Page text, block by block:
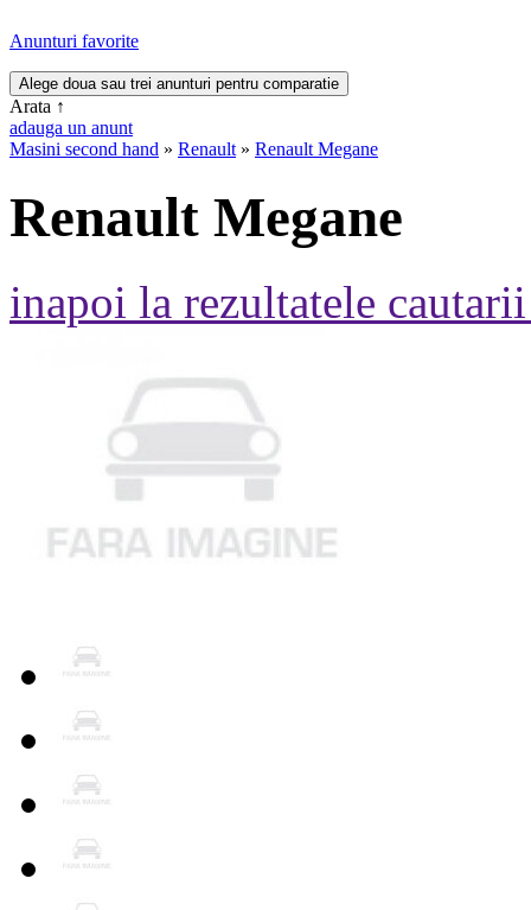
Anunturi favorite
Arata ↑
adauga un anunt
Masini second hand » Renault » Renault Megane
Renault Megane
inapoi la rezultatele